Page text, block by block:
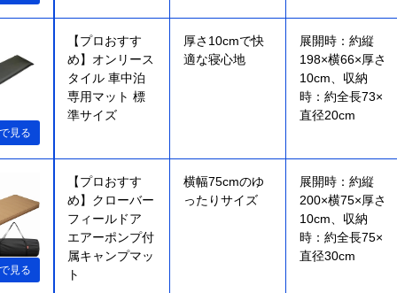
見る
【プロおすす
め】オンリース
タイル 車中泊
専用マット 標
準サイズ
厚さ10cmで快
適な寝心地
展開時：約縦
198×横66×厚さ
10cm、収納
時：約全長73×
直径20cm
見る
【プロおすす
め】クローバー
フィールドア
エアーポンプ付
属キャンプマッ
ト
横幅75cmのゆ
ったりサイズ
展開時：約縦
200×横75×厚さ
10cm、収納
時：約全長75×
直径30cm